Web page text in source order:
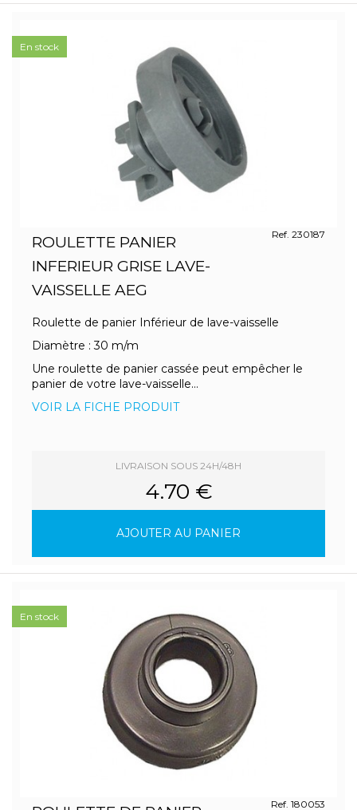
ROULETTE PANIER
INFERIEUR GRISE LAVE-
VAISSELLE AEG
Ref. 230187
Roulette de panier Inférieur de lave-vaisselle
Diamètre : 30 m/m
Une roulette de panier cassée peut empêcher le
panier de votre lave-vaisselle...
VOIR LA FICHE PRODUIT
LIVRAISON SOUS 24H/48H
4.70 €
AJOUTER AU PANIER
En stock
Ref. 180053
En stock